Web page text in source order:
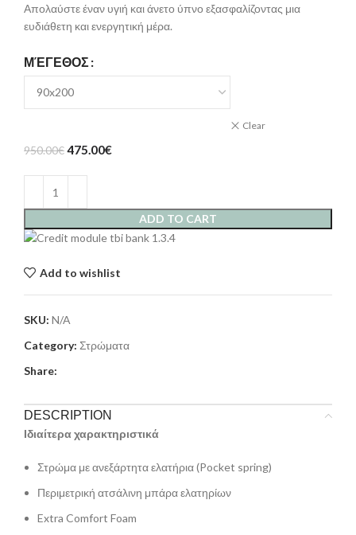
Απολαύστε έναν υγιή και άνετο ύπνο εξασφαλίζοντας μια
ευδιάθετη και ενεργητική μέρα.
ΜΈΓΕΘΟΣ
Clear
950.00€475.00€
ADD TO CART
Add to wishlist
SKU: N/A
Category: Στρώματα
Share:
DESCRIPTION
Ιδιαίτερα χαρακτηριστικά
Στρώμα με ανεξάρτητα ελατήρια (Pocket spring)
Περιμετρική ατσάλινη μπάρα ελατηρίων
Extra Comfort Foam